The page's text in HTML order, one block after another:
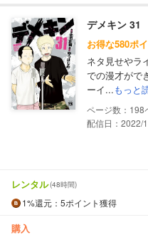
デメキン 31
お得な580ポ
ネタ見せやラ
での漫才がで
ーイ...もっと
198
配信日：2022/
レンタル(48時間)
1%還元 ：5ポイント獲得
購入